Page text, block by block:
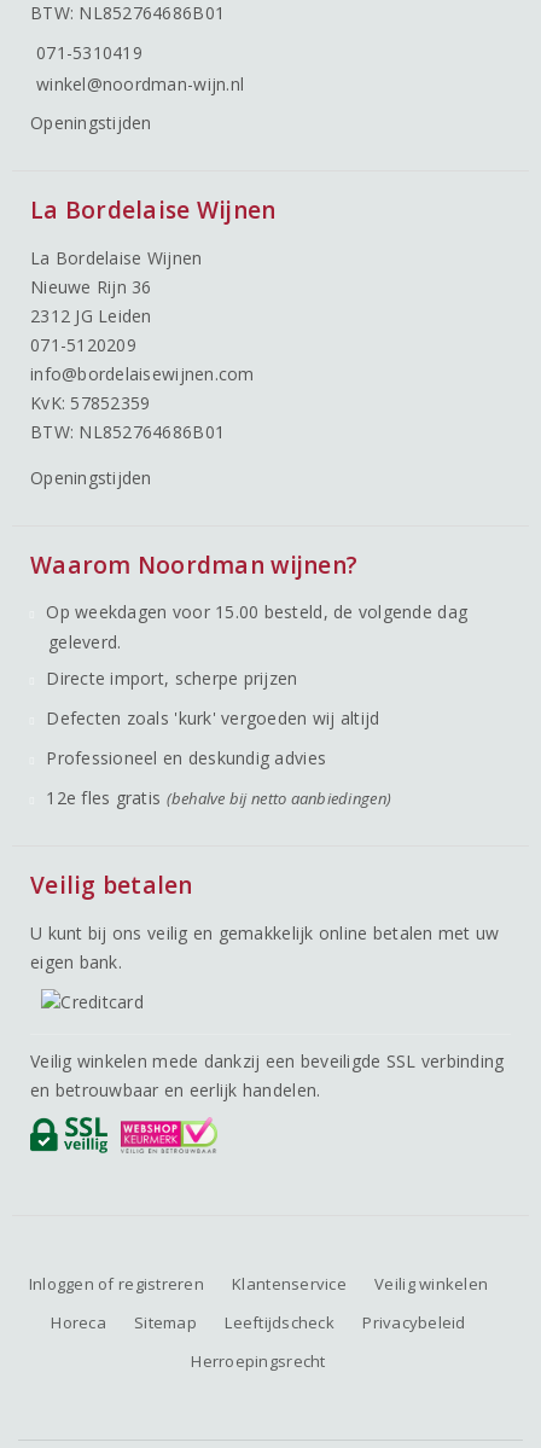
BTW: NL852764686B01
071-5310419
winkel@noordman-wijn.nl
Openingstijden
La Bordelaise Wijnen
La Bordelaise Wijnen
Nieuwe Rijn 36
2312 JG Leiden
071-5120209
info@bordelaisewijnen.com
KvK: 57852359
BTW: NL852764686B01
Openingstijden
Waarom Noordman wijnen?
Op weekdagen voor 15.00 besteld, de volgende dag
geleverd.
Directe import, scherpe prijzen
Defecten zoals 'kurk' vergoeden wij altijd
Professioneel en deskundig advies
12e fles gratis (behalve bij netto aanbiedingen)
Veilig betalen
U kunt bij ons veilig en gemakkelijk online betalen met uw
eigen bank.
Veilig winkelen mede dankzij een beveiligde SSL verbinding
en betrouwbaar en eerlijk handelen.
Inloggen of registreren Klantenservice
Veilig winkelen
Horeca
Sitemap Leeftijdscheck
Privacybeleid
Herroepingsrecht